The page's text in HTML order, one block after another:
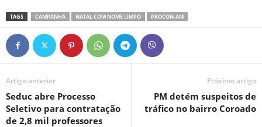
TAGS CAMPANHA NATAL COM NOME LIMPO PROCON-AM
Artigo anterior
Seduc abre Processo
Seletivo para contratação
de 2,8 mil professores
Próximo artigo
PM detém suspeitos de
tráfico no bairro Coroado